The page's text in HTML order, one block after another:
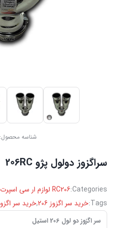
شناسه محصول:
سراگزوز دولول پژو 206RC
Categories: RC206 لوازم ار سی اسپرت 206
Tags: خرید سر اگزوز 206 ,خرید سر اگزوز
سر اگزوز دو لول 206 استیل